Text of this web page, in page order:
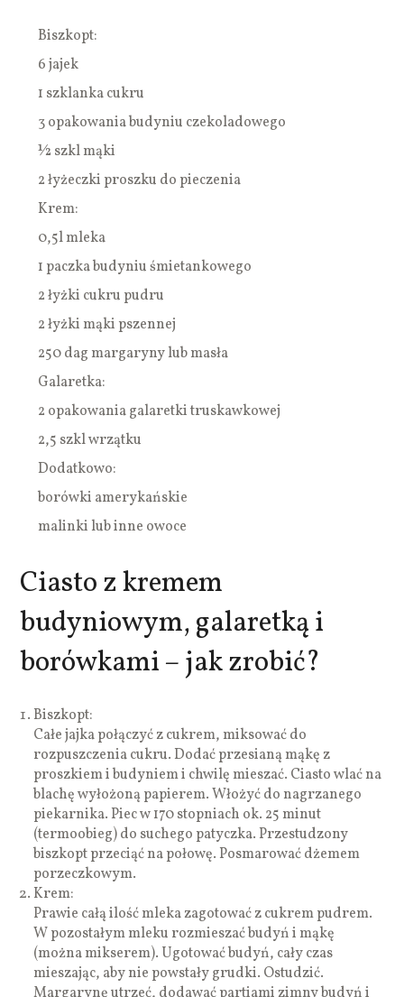
Biszkopt:
6 jajek
1 szklanka cukru
3 opakowania budyniu czekoladowego
½ szkl mąki
2 łyżeczki proszku do pieczenia
Krem:
0,5l mleka
1 paczka budyniu śmietankowego
2 łyżki cukru pudru
2 łyżki mąki pszennej
250 dag margaryny lub masła
Galaretka:
2 opakowania galaretki truskawkowej
2,5 szkl wrzątku
Dodatkowo:
borówki amerykańskie
malinki lub inne owoce
Ciasto z kremem
budyniowym, galaretką i
borówkami – jak zrobić?
Biszkopt:
Całe jajka połączyć z cukrem, miksować do
rozpuszczenia cukru. Dodać przesianą mąkę z
proszkiem i budyniem i chwilę mieszać. Ciasto wlać na
blachę wyłożoną papierem. Włożyć do nagrzanego
piekarnika. Piec w 170 stopniach ok. 25 minut
(termoobieg) do suchego patyczka. Przestudzony
biszkopt przeciąć na połowę. Posmarować dżemem
porzeczkowym.
Krem:
Prawie całą ilość mleka zagotować z cukrem pudrem.
W pozostałym mleku rozmieszać budyń i mąkę
(można mikserem). Ugotować budyń, cały czas
mieszając, aby nie powstały grudki. Ostudzić.